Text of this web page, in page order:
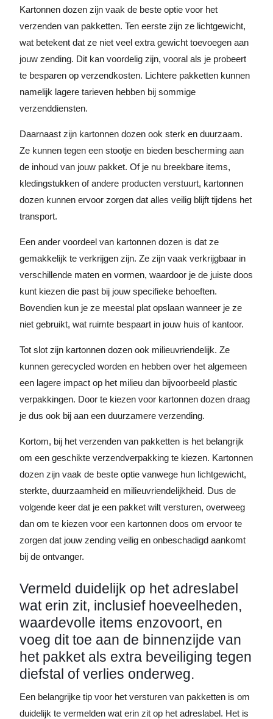
Kartonnen dozen zijn vaak de beste optie voor het
verzenden van pakketten. Ten eerste zijn ze lichtgewicht,
wat betekent dat ze niet veel extra gewicht toevoegen aan
jouw zending. Dit kan voordelig zijn, vooral als je probeert
te besparen op verzendkosten. Lichtere pakketten kunnen
namelijk lagere tarieven hebben bij sommige
verzenddiensten.
Daarnaast zijn kartonnen dozen ook sterk en duurzaam.
Ze kunnen tegen een stootje en bieden bescherming aan
de inhoud van jouw pakket. Of je nu breekbare items,
kledingstukken of andere producten verstuurt, kartonnen
dozen kunnen ervoor zorgen dat alles veilig blijft tijdens het
transport.
Een ander voordeel van kartonnen dozen is dat ze
gemakkelijk te verkrijgen zijn. Ze zijn vaak verkrijgbaar in
verschillende maten en vormen, waardoor je de juiste doos
kunt kiezen die past bij jouw specifieke behoeften.
Bovendien kun je ze meestal plat opslaan wanneer je ze
niet gebruikt, wat ruimte bespaart in jouw huis of kantoor.
Tot slot zijn kartonnen dozen ook milieuvriendelijk. Ze
kunnen gerecycled worden en hebben over het algemeen
een lagere impact op het milieu dan bijvoorbeeld plastic
verpakkingen. Door te kiezen voor kartonnen dozen draag
je dus ook bij aan een duurzamere verzending.
Kortom, bij het verzenden van pakketten is het belangrijk
om een geschikte verzendverpakking te kiezen. Kartonnen
dozen zijn vaak de beste optie vanwege hun lichtgewicht,
sterkte, duurzaamheid en milieuvriendelijkheid. Dus de
volgende keer dat je een pakket wilt versturen, overweeg
dan om te kiezen voor een kartonnen doos om ervoor te
zorgen dat jouw zending veilig en onbeschadigd aankomt
bij de ontvanger.
Vermeld duidelijk op het adreslabel
wat erin zit, inclusief hoeveelheden,
waardevolle items enzovoort, en
voeg dit toe aan de binnenzijde van
het pakket als extra beveiliging tegen
diefstal of verlies onderweg.
Een belangrijke tip voor het versturen van pakketten is om
duidelijk te vermelden wat erin zit op het adreslabel. Het is